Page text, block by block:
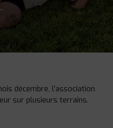
décembre, l’association
sur plusieurs terrains.